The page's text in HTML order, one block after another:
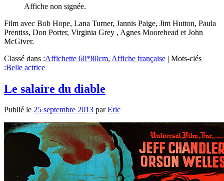
Affiche non signée.
Film avec Bob Hope, Lana Turner, Jannis Paige, Jim Hutton, Paula
Prentiss, Don Porter, Virginia Grey , Agnes Moorehead et John
McGiver.
Classé dans :Affichette 60*80cm, Affiche française | Mots-clés
:Belle actrice
Le salaire du diable
Publié le 25 septembre 2013 parEric